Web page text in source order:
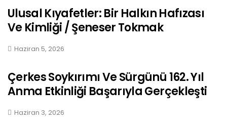
Ulusal Kıyafetler: Bir Halkın Hafızası
Ve Kimliği / Şeneser Tokmak
Haziran 5, 2026
Çerkes Soykırımı Ve Sürgünü 162. Yıl
Anma Etkinliği Başarıyla Gerçekleşti
Haziran 3, 2026